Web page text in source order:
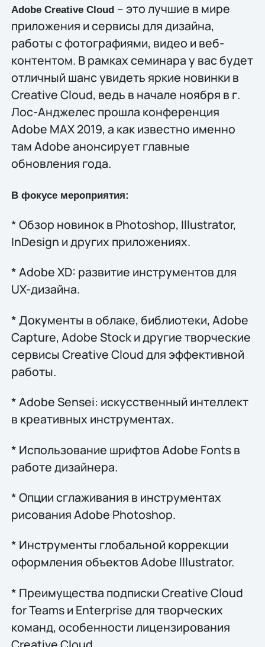
Adobe Creative Cloud – это лучшие в мире
приложения и сервисы для дизайна,
работы с фотографиями, видео и веб-
контентом. В рамках семинара у вас будет
отличный шанс увидеть яркие новинки в
Creative Cloud, ведь в начале ноября в г.
Лос-Анджелес прошла конференция
Adobe MAX 2019, а как известно именно
там Adobe анонсирует главные
обновления года.
В фокусе мероприятия:
* Обзор новинок в Photoshop, Illustrator,
InDesign и других приложениях.
* Adobe XD: развитие инструментов для
UX-дизайна.
* Документы в облаке, библиотеки, Adobe
Capture, Adobe Stock и другие творческие
сервисы Creative Cloud для эффективной
работы.
* Adobe Sensei: искусственный интеллект
в креативных инструментах.
* Использование шрифтов Adobe Fonts в
работе дизайнера.
* Опции сглаживания в инструментах
рисования Adobe Photoshop.
* Инструменты глобальной коррекции
оформления объектов Adobe Illustrator.
* Преимущества подписки Creative Cloud
for Teams и Enterprise для творческих
команд, особенности лицензирования